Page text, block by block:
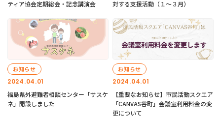
ティア協会定期総会・記念講演会
対する支援活動（１〜３月）
2024.04.01
お知らせ
福島県外避難者相談センター「サスケ
ネ」開設しました
2024.04.01
お知らせ
【重要なお知らせ】市民活動スクエア
「CANVAS谷町」会議室利用料金の変
更について